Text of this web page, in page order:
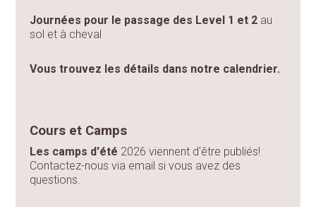
Journées pour le passage des Level 1 et 2 au
sol et à cheval
Vous trouvez les détails dans notre calendrier.
Cours et Camps
Les camps d'été 2026 viennent d'être publiés!
Contactez-nous via email si vous avez des
questions.